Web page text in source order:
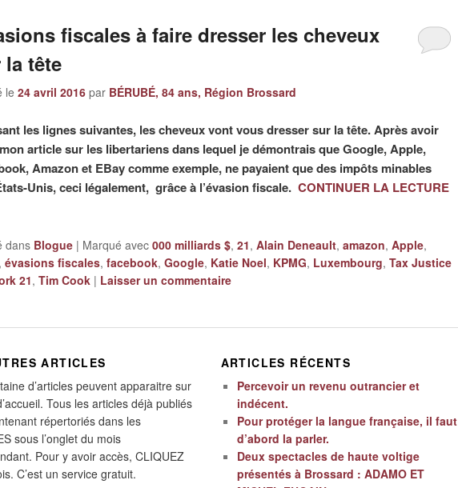
fiscales à faire dresser les cheveux
la tête
le 24 avril 2016 par BÉRUBÉ, 84 ans, Région Brossard
les lignes suivantes, les cheveux vont vous dresser sur la tête. Après avoir
article sur les libertariens dans lequel je démontrais que Google, Apple,
Amazon et EBay comme exemple, ne payaient que des impôts minables
Unis, ceci légalement, grâce à l’évasion fiscale. CONTINUER LA LECTURE
dans Blogue | Marqué avec 000 milliards $, 21, Alain Deneault, amazon, Apple,
, évasions fiscales, facebook, Google, Katie Noel, KPMG, Luxembourg, Tax Justice
21, Tim Cook | Laisser un commentaire
ARTICLES
d’articles peuvent apparaitre sur
Tous les articles déjà publiés
répertoriés dans les
sous l’onglet du mois
Pour y avoir accès, CLIQUEZ
C’est un service gratuit.
ARTICLES RÉCENTS
Percevoir un revenu outrancier et
indécent.
Pour protéger la langue française, il faut
d’abord la parler.
Deux spectacles de haute voltige
présentés à Brossard : ADAMO ET